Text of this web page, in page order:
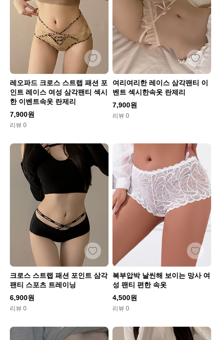
레오파드 크로스 스트랩 패션 포
인트 레이스 여성 삼각팬티 섹시
한 이벤트속옷 란제리
7,900원
리뷰 0
여리여리한 레이스 삼각팬티 이
벤트 섹시한속옷 란제리
7,900원
리뷰 0
크로스 스트랩 패션 포인트 삼각
팬티 스포츠 트레이닝
6,900원
리뷰 0
복부압박 날씬해 보이는 망사 여
성 팬티 편한 속옷
4,500원
리뷰 0